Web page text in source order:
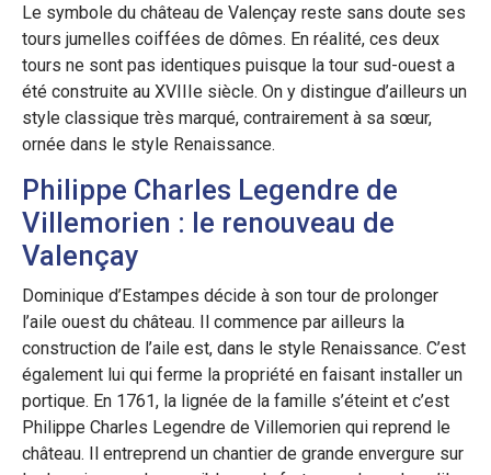
Le symbole du château de Valençay reste sans doute ses
tours jumelles coiffées de dômes. En réalité, ces deux
tours ne sont pas identiques puisque la tour sud-ouest a
été construite au XVIIIe siècle. On y distingue d’ailleurs un
style classique très marqué, contrairement à sa sœur,
ornée dans le style Renaissance.
Philippe Charles Legendre de
Villemorien : le renouveau de
Valençay
Dominique d’Estampes décide à son tour de prolonger
l’aile ouest du château. Il commence par ailleurs la
construction de l’aile est, dans le style Renaissance. C’est
également lui qui ferme la propriété en faisant installer un
portique. En 1761, la lignée de la famille s’éteint et c’est
Philippe Charles Legendre de Villemorien qui reprend le
château. Il entreprend un chantier de grande envergure sur